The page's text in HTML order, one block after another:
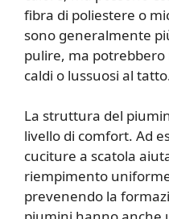
fibra di poliestere o
sono generalmente
pulire, ma
caldi o lussuosi al
La struttura del
livello di comfort. Ad
cuciture a scatola
riempimento
prevenendo la